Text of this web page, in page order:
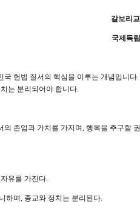
갈보리
국제독
국 헌법 질서의 핵심을 이루는 개념입니
는 분리되어야 합니다.
의 존엄과 가치를 가지며, 행복을 추구할
유를 가진다.
하며, 종교와 정치는 분리된다.